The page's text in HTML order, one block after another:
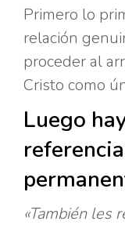
Primero lo
relación
proceder al
Cristo como
Luego
«También les